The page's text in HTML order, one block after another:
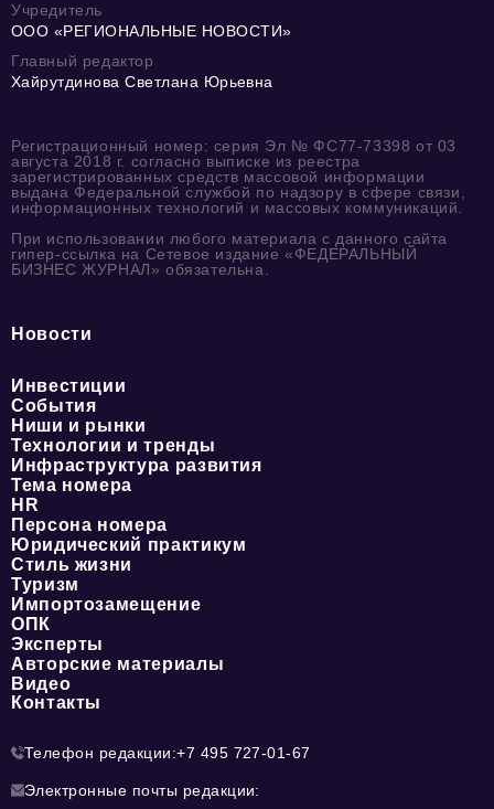
Учредитель
ООО «РЕГИОНАЛЬНЫЕ НОВОСТИ»
Главный редактор
Хайрутдинова Светлана Юрьевна
Регистрационный номер: серия Эл № ФС77-73398 от 03
августа 2018 г. согласно выписке из реестра
зарегистрированных средств массовой информации
выдана Федеральной службой по надзору в сфере связи,
информационных технологий и массовых коммуникаций.
При использовании любого материала с данного сайта
гипер-ссылка на Сетевое издание «ФЕДЕРАЛЬНЫЙ
БИЗНЕС ЖУРНАЛ» обязательна.
Новости
Инвестиции
События
Ниши и рынки
Технологии и тренды
Инфраструктура развития
Тема номера
HR
Персона номера
Юридический практикум
Стиль жизни
Туризм
Импортозамещение
ОПК
Эксперты
Авторские материалы
Видео
Контакты
Телефон редакции:+7 495 727-01-67
Электронные почты редакции: